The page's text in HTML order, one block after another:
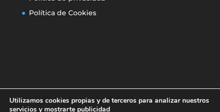
Política de Cookies
Utilizamos cookies propias y de terceros para analizar nuestros
servicios y mostrarte publicidad